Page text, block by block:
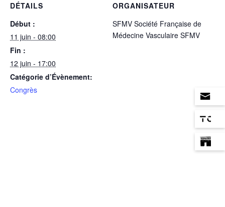
DÉTAILS
Début :
11 juin - 08:00
Fin :
12 juin - 17:00
Catégorie d’Évènement:
Congrès
ORGANISATEUR
SFMV Société Française de
Médecine Vasculaire SFMV